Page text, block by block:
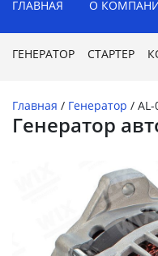
ГЛАВНАЯ О
ГЕНЕРАТОР СТАРТЕР
Главная / Генератор /
Генератор